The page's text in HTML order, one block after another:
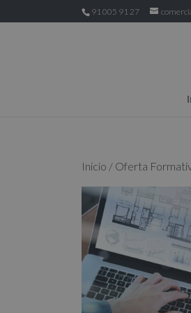
91 005 91 27
Inicio / Oferta